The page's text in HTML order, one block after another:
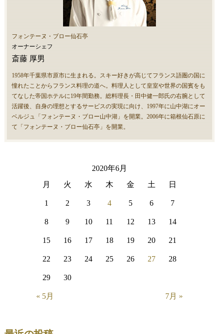
フォンテーヌ・ブロー仙石亭
オーナーシェフ
斎藤 厚男
1958年千葉県市原市に生まれる。スキー好きが高じてフランス語圏の国に
憧れたことからフランス料理の道へ。料理人として皇室や世界の国賓をも
てなした帝国ホテルに19年間勤務。総料理長・田中健一郎氏の右腕として
活躍後、自身の理想とするサービスの実現に向け、1997年に山中湖にオー
ベルジュ「フォンテーヌ・ブロー山中湖」を開業。2006年に箱根仙石原に
て「フォンテーヌ・ブロー仙石亭」を開業。
2020年6月
月
火 水 木 金 土 日
« 5月 7月 »
1 2 3 4 5 6 7
8 9 10 11 12 13 14
15 16 17 18 19 20 21
22 23 24 25 26 27 28
29 30